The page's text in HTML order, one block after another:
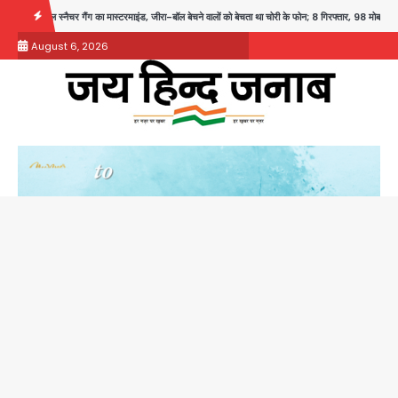
content
मास्टरमाइंड, जीरा-बॉल बेचने वालों को बेचता था चोरी के फोन; 8 गिरफ्तार, 98 मोबाइल और 450 पार्ट्स
August 6, 2026